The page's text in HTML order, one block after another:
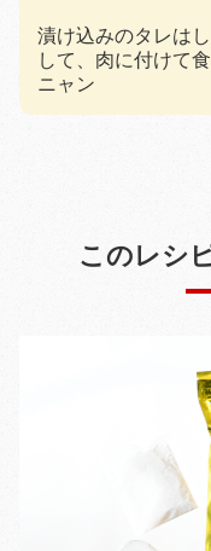
漬け込みのタレは
して、肉に付けて
ニャン
このレシ